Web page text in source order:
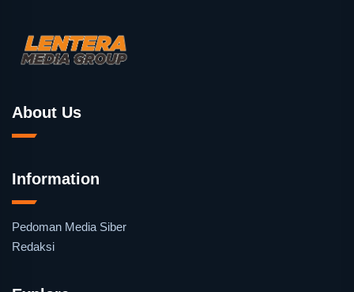
About Us
Information
Pedoman Media Siber
Redaksi